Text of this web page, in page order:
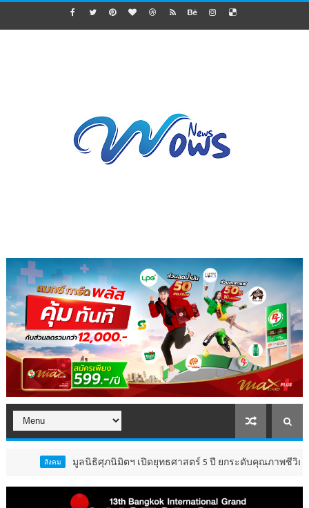
นิธิศุภนิมิตฯ เปิดยุทธศาสตร์ 5 ปี ยกระดับคุณภาพชีวิต ‘เด็ก 4 ล้านคน’ พ้